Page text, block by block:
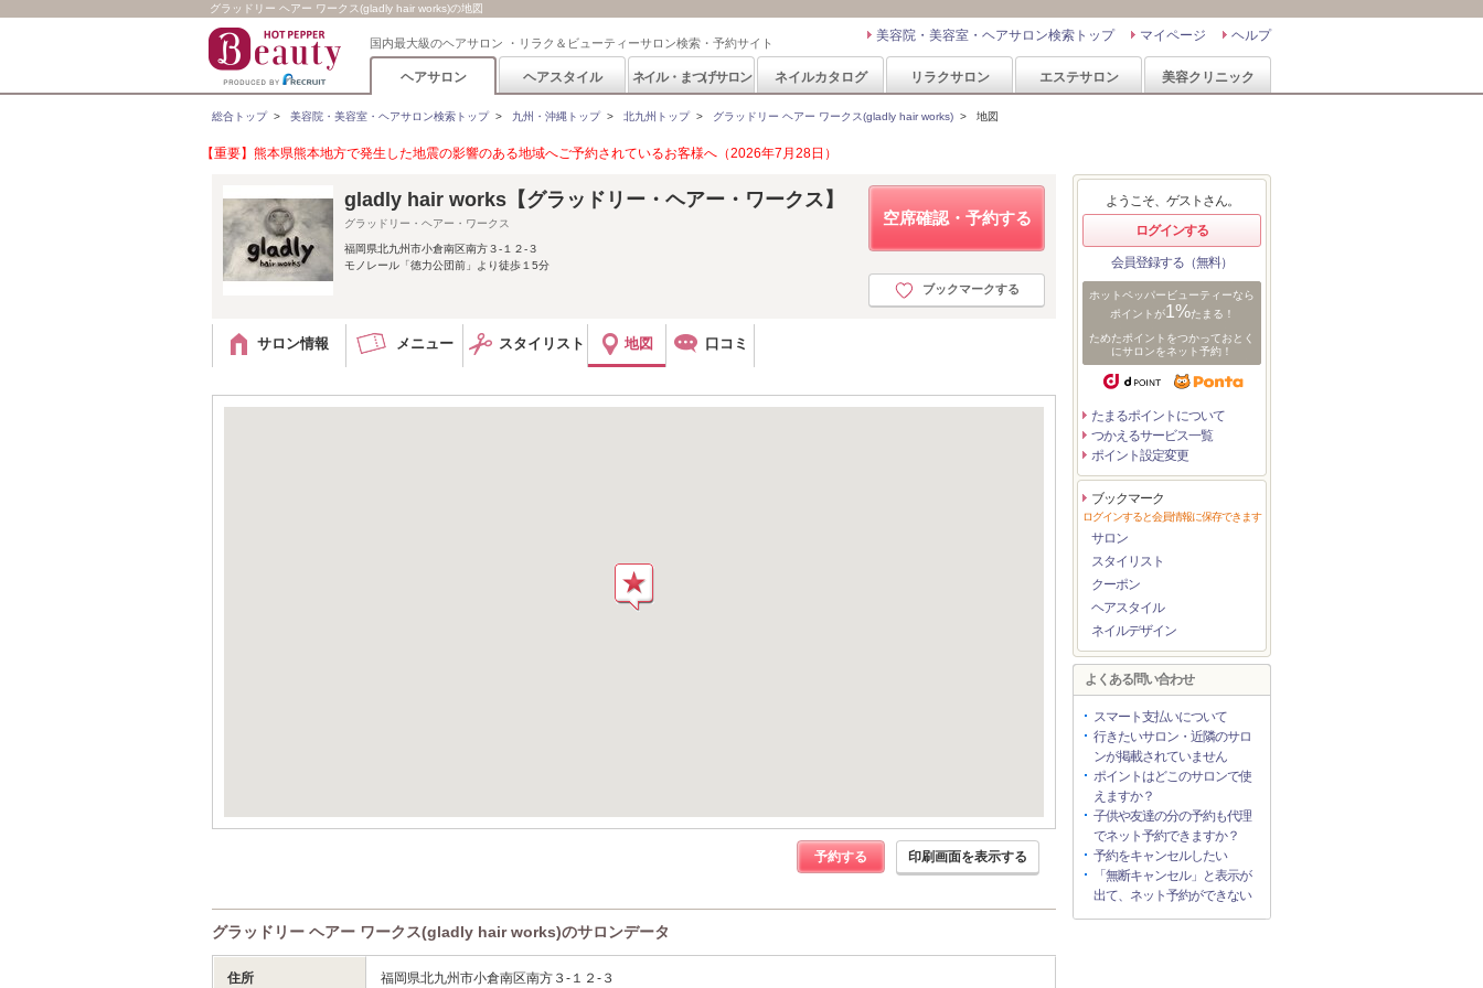
グラッドリー ヘアー ワークス(gladly hair works)の地図
国内最大級のヘアサロン ・リラク＆ビューティーサロン検索・予約サイト ヘルプ
マイページ
美容院・美容室・ヘアサロン検索トップ
ヘアサロン ヘアスタイル ネイル・まつげサロン ネイルカタログ リラクサロン エステサロン 美容クリニック
総合トップ> 美容院・美容室・ヘアサロン検索トップ> 九州・沖縄トップ> 北九州トップ> グラッドリー ヘアー ワークス(gladly hair works) > 地図
【重要】熊本県熊本地方で発生した地震の影響のある地域へご予約されているお客様へ（2026年7月28日）
空席確認・予約する
ブックマークする
gladly hair works【グラッドリー・ヘアー・ワークス】
グラッドリー・ヘアー・ワークス
福岡県北九州市小倉南区南方３-１２-３
モノレール「徳力公団前」より徒歩１5分
サロン情報 メニュー スタイリスト 地図 口コミ
予約する 印刷画面を表示する
グラッドリー ヘアー ワークス(gladly hair works)のサロンデータ
住所 福岡県北九州市小倉南区南方３-１２-３
ようこそ、ゲストさん。
ログインする
会員登録する（無料）
ホットペッパービューティーなら
ポイントが1%たまる！
ためたポイントをつかっておとく
にサロンをネット予約！
たまるポイントについて
つかえるサービス一覧
ポイント設定変更
ブックマーク
ログインすると会員情報に保存できます
サロン
スタイリスト
クーポン
ヘアスタイル
ネイルデザイン
よくある問い合わせ
スマート支払いについて
行きたいサロン・近隣のサロ
ンが掲載されていません
ポイントはどこのサロンで使
えますか？
子供や友達の分の予約も代理
でネット予約できますか？
予約をキャンセルしたい
「無断キャンセル」と表示が
出て、ネット予約ができない